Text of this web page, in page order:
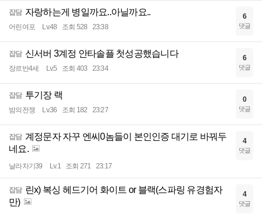
잡담 자랑하는게 병일까요..아닐까요..
어린여포 Lv.48 조회 528 23:38
6
댓글
잡담 신서버 3계정 안타솔플 첫성공했습니다
장르반4세 Lv.5 조회 403 23:34
6
댓글
잡담 투기장 랙
밤의전쟁 Lv.36 조회 182 23:27
0
댓글
잡담 계정문자 자꾸 엔씨0놈들이 본인인증 대기로 바꿔두
네요.
날라차기39 Lv.1 조회 271 23:17
4
댓글
잡담 린x) 복싱 헤드기어 화이트 or 블랙(스파링 유경험자
만)
4
댓글